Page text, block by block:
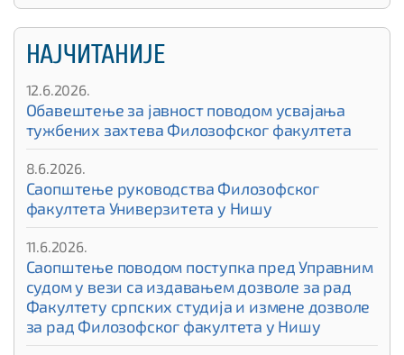
НАЈЧИТАНИЈЕ
12.6.2026.
Обавештење за јавност поводом усвајања
тужбених захтева Филозофског факултета
8.6.2026.
Саопштење руководства Филозофског
факултета Универзитета у Нишу
11.6.2026.
Саопштење поводом поступка пред Управним
судом у вези са издавањем дозволе за рад
Факултету српских студија и измене дозволе
за рад Филозофског факултета у Нишу